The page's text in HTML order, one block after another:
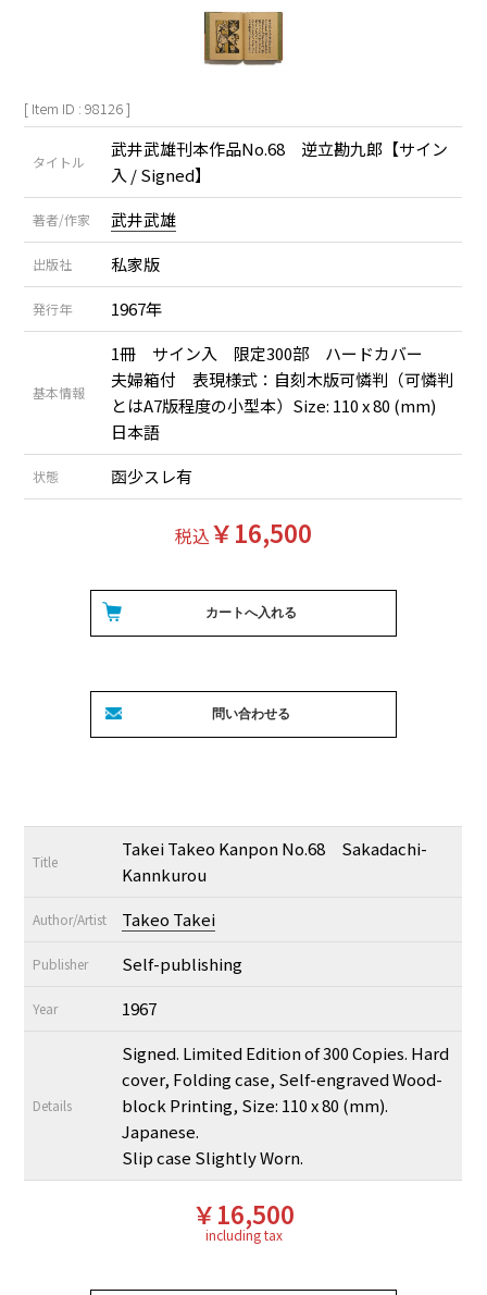
[ Item ID : 98126 ]
タイトル
武井武雄刊本作品No.68 逆立勘九郎【サイン
入 / Signed】
著者/作家 武井武雄
出版社 私家版
発行年 1967年
基本情報
1冊 サイン入 限定300部 ハードカバー
夫婦箱付 表現様式：自刻木版可憐判（可憐判
とはA7版程度の小型本）Size: 110 x 80 (mm)
日本語
状態 函少スレ有
税込￥16,500
Title
Takei Takeo Kanpon No.68 Sakadachi-
Kannkurou
Author/Artist Takeo Takei
Publisher Self-publishing
Year 1967
Details
Signed. Limited Edition of 300 Copies. Hard
cover, Folding case, Self-engraved Wood-
block Printing, Size: 110 x 80 (mm).
Japanese.
Slip case Slightly Worn.
￥16,500
including tax